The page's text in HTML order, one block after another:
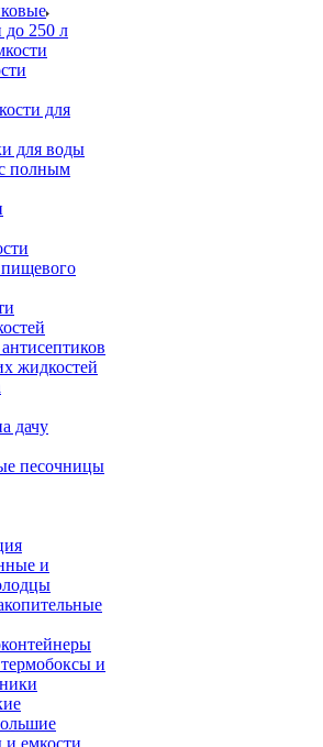
до 250 л
для
для воды
полным
жидкостей
дачу
песочницы
и
и